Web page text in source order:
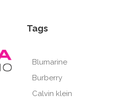
Tags
Blumarine
Burberry
Calvin klein